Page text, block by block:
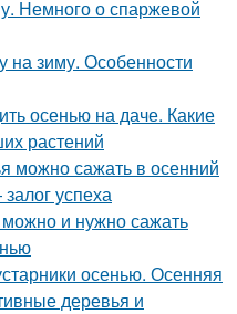
Немного о спаржевой
на зиму. Особенности
осенью на даче. Какие
растений
можно сажать в осенний
успеха
можно и нужно сажать
осенью. Осенняя
деревья и